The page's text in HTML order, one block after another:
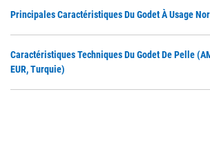
Principales Caractéristiques Du Godet À Usage
Caractéristiques Techniques Du Godet De Pelle
EUR, Turquie)